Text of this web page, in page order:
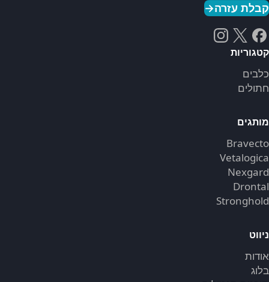
קבלת עזרה→
קטגוריות
כלבים
חתולים
מותגים
Bravecto
Vetalogica
Nexgard
Drontal
Stronghold
ניווט
אודות
בלוג